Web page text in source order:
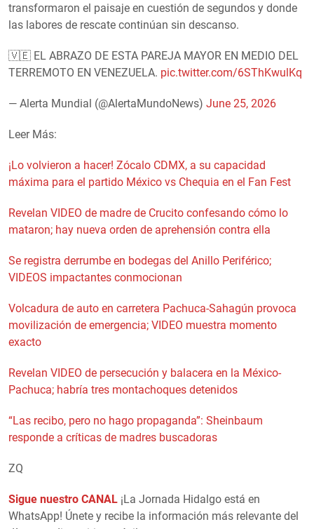
transformaron el paisaje en cuestión de segundos y donde
las labores de rescate continúan sin descanso.
🇻🇪 EL ABRAZO DE ESTA PAREJA MAYOR EN MEDIO DEL
TERREMOTO EN VENEZUELA. pic.twitter.com/6SThKwulKq
— Alerta Mundial (@AlertaMundoNews) June 25, 2026
Leer Más:
¡Lo volvieron a hacer! Zócalo CDMX, a su capacidad
máxima para el partido México vs Chequia en el Fan Fest
Revelan VIDEO de madre de Crucito confesando cómo lo
mataron; hay nueva orden de aprehensión contra ella
Se registra derrumbe en bodegas del Anillo Periférico;
VIDEOS impactantes conmocionan
Volcadura de auto en carretera Pachuca-Sahagún provoca
movilización de emergencia; VIDEO muestra momento
exacto
Revelan VIDEO de persecución y balacera en la México-
Pachuca; habría tres montachoques detenidos
“Las recibo, pero no hago propaganda”: Sheinbaum
responde a críticas de madres buscadoras
ZQ
Sigue nuestro CANAL ¡La Jornada Hidalgo está en
WhatsApp! Únete y recibe la información más relevante del